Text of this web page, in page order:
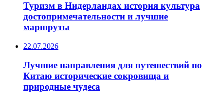
Туризм в Нидерландах история культура
достопримечательности и лучшие
маршруты
22.07.2026
Лучшие направления для путешествий по
Китаю исторические сокровища и
природные чудеса